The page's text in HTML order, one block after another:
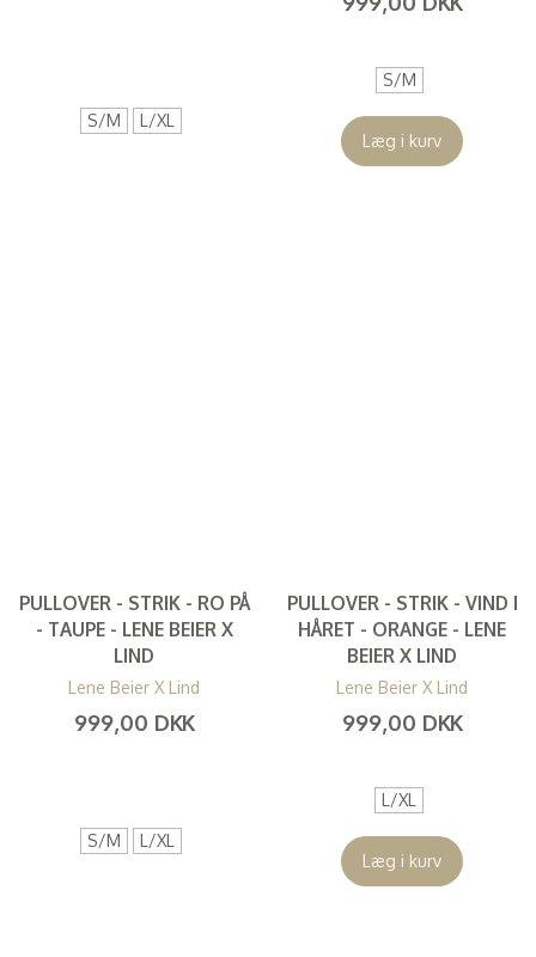
S/M L/XL
S/M
Læg i kurv
PULLOVER - STRIK - RO PÅ
- TAUPE - LENE BEIER X
LIND
Lene Beier X Lind
999,00 DKK
S/M L/XL
PULLOVER - STRIK - VIND I
HÅRET - ORANGE - LENE
BEIER X LIND
Lene Beier X Lind
999,00 DKK
L/XL
Læg i kurv